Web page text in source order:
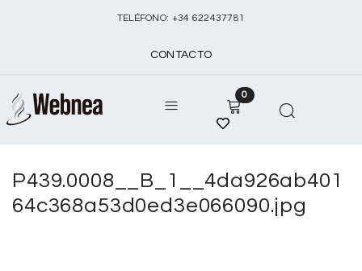
TELÉFONO: +34 622437781
CONTACTO
0
P439.0008__B_1__4da926ab401
64c368a53d0ed3e066090.jpg